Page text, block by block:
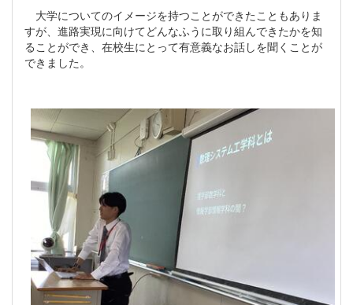
大学についてのイメージを持つことができたこともありま
すが、進路実現に向けてどんなふうに取り組んできたかを知
ることができ、在校生にとって有意義なお話しを聞くことが
できました。